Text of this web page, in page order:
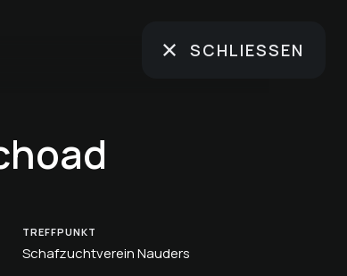
SCHLIESSEN
TREFFPUNKT
Schafzuchtverein Nauders